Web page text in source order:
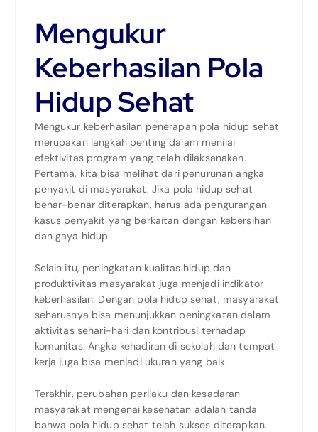
Mengukur
Keberhasilan Pola
Hidup Sehat
Mengukur keberhasilan penerapan pola hidup sehat
merupakan langkah penting dalam menilai
efektivitas program yang telah dilaksanakan.
Pertama, kita bisa melihat dari penurunan angka
penyakit di masyarakat. Jika pola hidup sehat
benar-benar diterapkan, harus ada pengurangan
kasus penyakit yang berkaitan dengan kebersihan
dan gaya hidup.
Selain itu, peningkatan kualitas hidup dan
produktivitas masyarakat juga menjadi indikator
keberhasilan. Dengan pola hidup sehat, masyarakat
seharusnya bisa menunjukkan peningkatan dalam
aktivitas sehari-hari dan kontribusi terhadap
komunitas. Angka kehadiran di sekolah dan tempat
kerja juga bisa menjadi ukuran yang baik.
Terakhir, perubahan perilaku dan kesadaran
masyarakat mengenai kesehatan adalah tanda
bahwa pola hidup sehat telah sukses diterapkan.